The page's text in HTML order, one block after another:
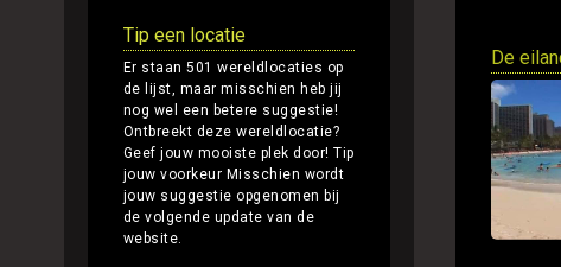
Tip een locatie
Er staan 501 wereldlocaties op
de lijst, maar misschien heb jij
nog wel een betere suggestie!
Ontbreekt deze wereldlocatie?
Geef jouw mooiste plek door!Tip
jouw voorkeur Misschien wordt
jouw suggestie opgenomen bij
de volgende update van de
website.
De